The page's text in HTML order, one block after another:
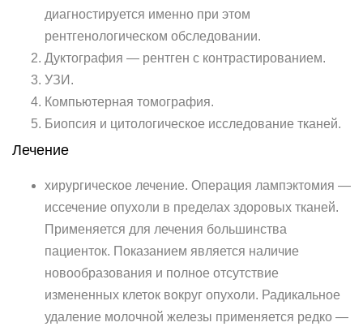
диагностируется именно при этом
рентгенологическом обследовании.
Дуктография — рентген с контрастированием.
УЗИ.
Компьютерная томография.
Биопсия и цитологическое исследование тканей.
Лечение
хирургическое лечение. Операция лампэктомия —
иссечение опухоли в пределах здоровых тканей.
Применяется для лечения большинства
пациенток. Показанием является наличие
новообразования и полное отсутствие
измененных клеток вокруг опухоли. Радикальное
удаление молочной железы применяется редко —